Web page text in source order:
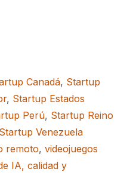
Canadá, Startup
, Startup Estados
Perú, Startup Reino
Startup Venezuela
remoto, videojuegos
IA, calidad y